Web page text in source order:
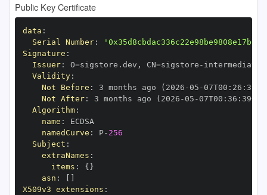
Public Key Certificate
data :
Serial Number:
Signature :
Issuer: O=sigstore.dev , CN=sigstore -
Validity:
Not Before : 3 months ago (2026 -05 -07T00 : 26 :
Not After: 3 months ago (2026 -05 -07T00 : 36 : 39+00
Algorithm:
name :
namedCurve : P- 256
Subject :
extraNames :
items : { }
asn :
X509v3 extensions :